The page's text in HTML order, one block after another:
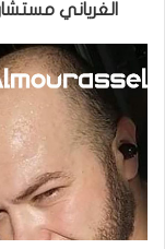
الغرياني